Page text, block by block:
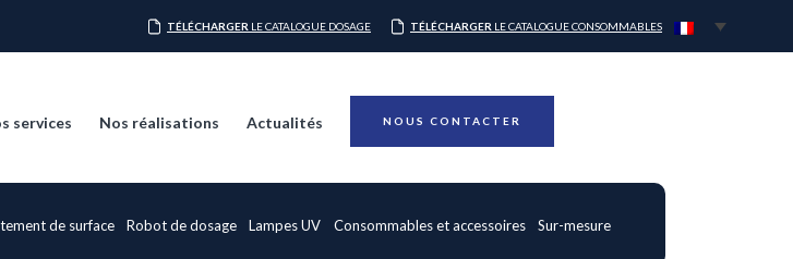
TÉLÉCHARGER LE CATALOGUE DOSAGE TÉLÉCHARGER LE CATALOGUE CONSOMMABLES
services Nos réalisations Actualités NOUS CONTACTER
de surface Robot de dosage Lampes UV Consommables et accessoires Sur-mesure